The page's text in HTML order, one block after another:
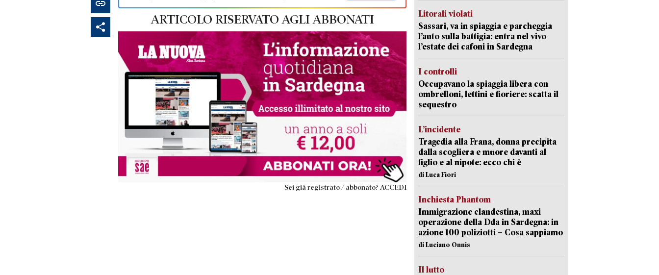
ARTICOLO RISERVATO AGLI ABBONATI
Sei già registrato / abbonato? ACCEDI
Litorali violati
Sassari, va in spiaggia e parcheggia
l’auto sulla battigia: entra nel vivo
l’estate dei cafoni in Sardegna
I controlli
Occupavano la spiaggia libera con
ombrelloni, lettini e fioriere: scatta il
sequestro
L’incidente
Tragedia alla Frana, donna precipita
dalla scogliera e muore davanti al
figlio e al nipote: ecco chi è
di Luca Fiori
Inchiesta Phantom
Immigrazione clandestina, maxi
operazione della Dda in Sardegna: in
azione 100 poliziotti – Cosa sappiamo
di Luciano Onnis
Il lutto